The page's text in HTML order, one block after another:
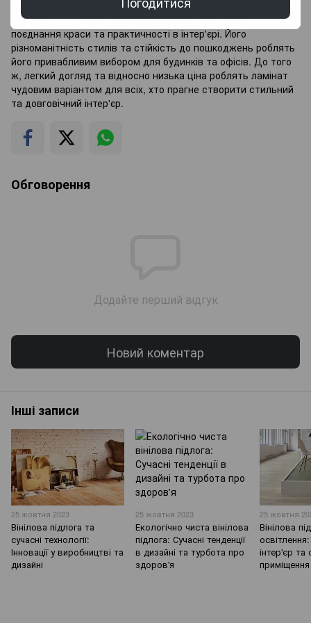
Ламінат – це ідеальне рішення для тих, хто шукає
поєднання краси та практичності в інтер'єрі. Його
різноманітність стилів та стійкість до пошкоджень роблять
його привабливим вибором для будинків та офісів. До того
ж, легкий догляд та відносно низька ціна роблять ламінат
чудовим варіантом для всіх, хто прагне створити стильний
та довговічний інтер'єр.
Обговорення
Додайте перший відгук
Новий коментар
Інші записи
25 жовтня 2023
Вінілова підлога та
сучасні технології:
Інновації у виробництві та
дизайні
25 жовтня 2023
Екологічно чиста вінілова
підлога: Сучасні тенденції
в дизайні та турбота про
здоров'я
25 жовтня
Вінілова
інтер'єр та
приміщення